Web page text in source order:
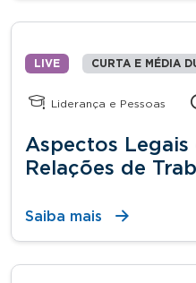
LIVE CURTA E MÉDIA
Liderança e Pessoas
Aspectos Legais
Relações de
Saiba mais